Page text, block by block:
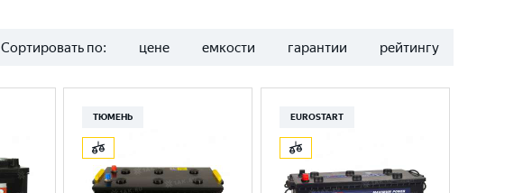
Сортировать по: цене емкости гарантии рейтингу
ТЮМЕНЬ EUROSTART